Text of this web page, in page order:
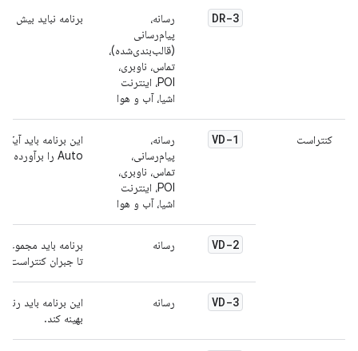
DR-3
رسانه،
پیام‌رسانی
(قالب‌بندی‌شده)،
تماس، ناوبری،
POI، اینترنت
اشیا، آب و هوا
برنامه نباید بیش از 10 ثانیه محتوا را بارگیری کند.
کنتراست VD-1
رسانه،
پیام‌رسانی،
تماس، ناوبری،
POI، اینترنت
اشیا، آب و هوا
Auto را برآورده کنند. برای اطلاعات بیشتر، به
VD-2 رسانه
برنامه باید
تا جبران کنتراست
VD-3 رسانه
این برنامه باید
بهینه کند.